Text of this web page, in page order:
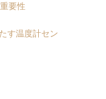
要性
す温度計セン